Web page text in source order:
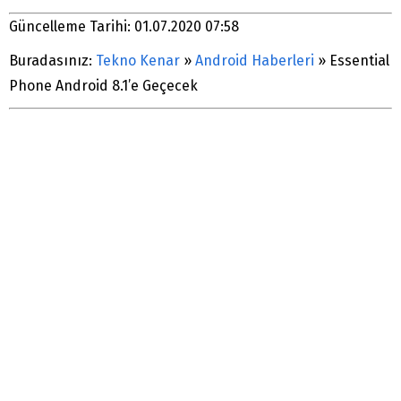
Güncelleme Tarihi: 01.07.2020 07:58
Buradasınız: Tekno Kenar » Android Haberleri » Essential
Phone Android 8.1’e Geçecek